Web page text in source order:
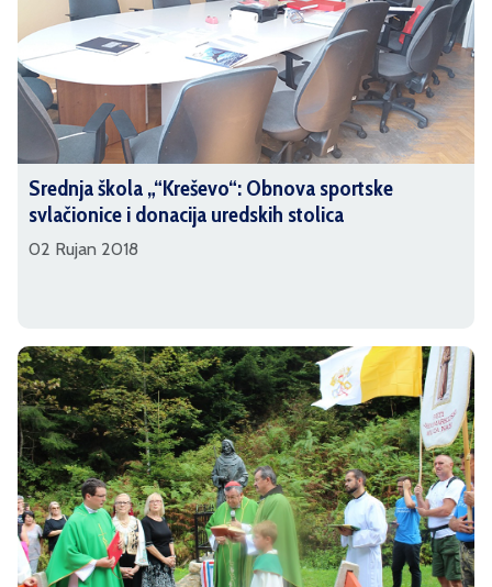
Srednja škola „“Kreševo“: Obnova sportske
svlačionice i donacija uredskih stolica
02 Rujan 2018